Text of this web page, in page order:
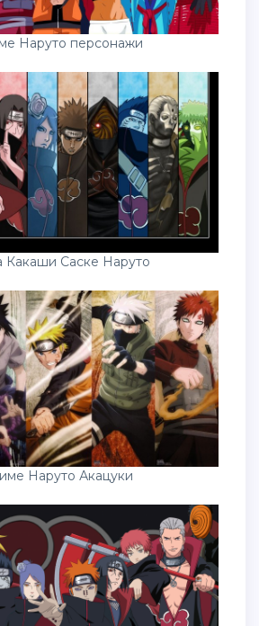
Наруто персонажи
Какаши Саске Наруто
Наруто Акацуки